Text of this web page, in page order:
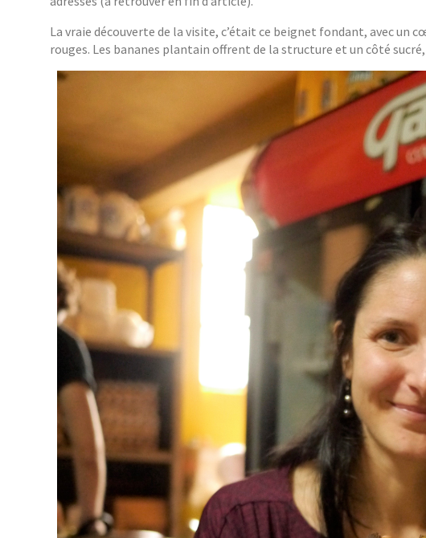
La vraie découverte de la visite, c’était ce beignet fondant, avec
rouges. Les bananes plantain offrent de la structure et un côté